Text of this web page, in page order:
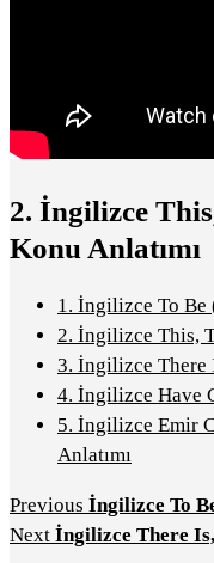
2. İngilizce
Konu Anlatımı
1. İngilizce To Be
2. İngilizce This,
3. İngilizce There
4. İngilizce Have
5. İngilizce Emir
Anlatımı
Previous İngilizce To
Next İngilizce There